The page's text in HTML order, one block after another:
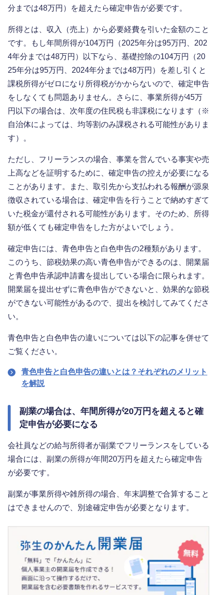
分までは48万円）を超えたら確定申告が必要です。
所得とは、収入（売上）から必要経費を引いた金額のこと
です。もし年間所得が104万円（2025年分は95万円、202
4年分までは48万円）以下なら、基礎控除の104万円（20
25年分は95万円、2024年分までは48万円）を差し引くと
課税所得がゼロになり所得税がかからないので、確定申告
をしなくても問題ありません。さらに、事業所得が45万
円以下の場合は、次年度の住民税も非課税になります（※
自治体によっては、均等割のみ課税される可能性がありま
す）。
ただし、フリーランスの場合、事業を営んでいる事実や売
上高などを証明するために、確定申告の控えが必要になる
ことがあります。また、取引先から支払われる報酬が源泉
徴収されている場合は、確定申告を行うことで納めすぎて
いた税金が還付される可能性があります。そのため、所得
額が低くても確定申告をした方がよいでしょう。
確定申告には、青色申告と白色申告の2種類があります。
このうち、節税効果の高い青色申告ができるのは、開業届
と青色申告承認申請書を提出している場合に限られます。
開業届を提出せずに青色申告ができないと、効果的な節税
ができない可能性があるので、提出を検討してみてくださ
い。
青色申告と白色申告の違いについては以下の記事を併せて
ご覧ください。
青色申告と白色申告の違いとは？それぞれのメリット
を解説
副業の場合は、年間所得が20万円を超えると確
定申告が必要になる
会社員などの給与所得者が副業でフリーランスをしている
場合には、副業の所得が年間20万円を超えたら確定申告
が必要です。
副業が事業所得や雑所得の場合、年末調整で合算すること
はできませんので、別途確定申告が必要となります。